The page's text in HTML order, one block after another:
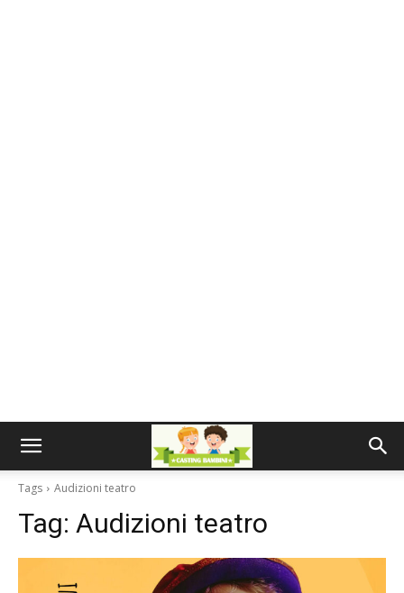
Tags Audizioni teatro
Tag: Audizioni teatro